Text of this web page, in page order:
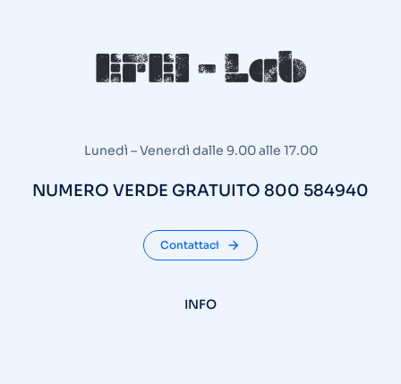
Lunedì – Venerdì dalle 9.00 alle 17.00
NUMERO VERDE GRATUITO 800 584940
Contattaci
INFO